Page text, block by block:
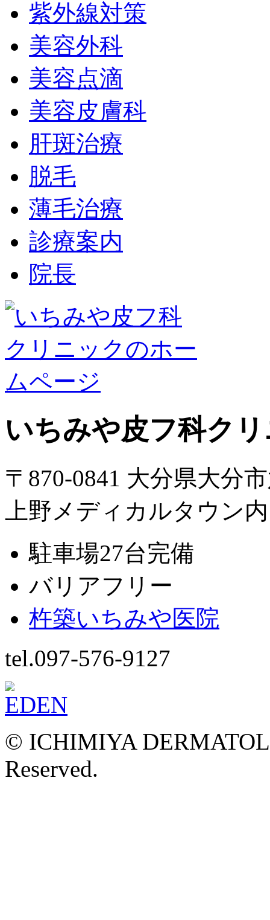
紫外線対策
美容外科
美容点滴
美容皮膚科
肝斑治療
脱毛
薄毛治療
診療案内
院長
いちみや皮フ科ク
〒870-0841 大分県大分
上野メディカルタウン内
駐車場27台完備
バリアフリー
杵築いちみや医院
tel.097-576-9127
© ICHIMIYA
Reserved.